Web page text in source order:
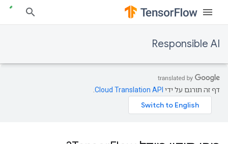
Responsible AI
דף זה תורגם על ידי Cloud Translation API